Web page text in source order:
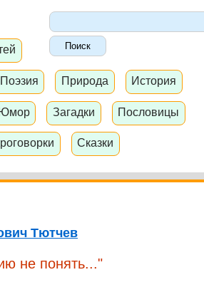
Поэзия Природа История
Загадки Пословицы
Сказки
Тютчев
не понять..."